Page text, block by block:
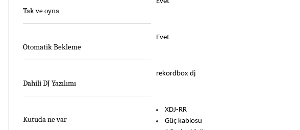
Tak ve oyna
Otomatik Bekleme
Evet
Dahili DJ Yazılımı
rekordbox dj
Kutuda ne var
XDJ-RR
Güç kablosu